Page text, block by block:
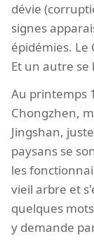
dévie
signes
épidémies. Le
Et un autre se
Au printemps
Chongzhen,
Jingshan,
paysans se
les
vieil arbre et
quelques
y demande